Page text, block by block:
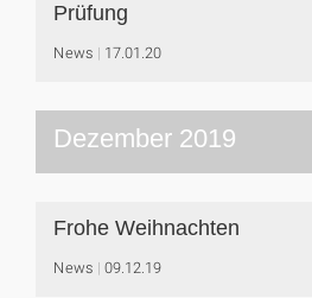
Prüfung
News 17.01.20
Dezember 2019
Frohe Weihnachten
News 09.12.19